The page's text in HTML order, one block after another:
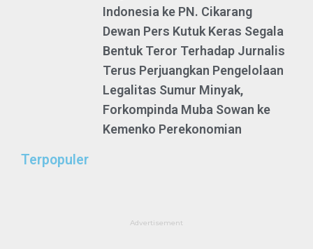
Indonesia ke PN. Cikarang
Dewan Pers Kutuk Keras Segala
Bentuk Teror Terhadap Jurnalis
Terus Perjuangkan Pengelolaan
Legalitas Sumur Minyak,
Forkompinda Muba Sowan ke
Kemenko Perekonomian
Terpopuler
Advertisement